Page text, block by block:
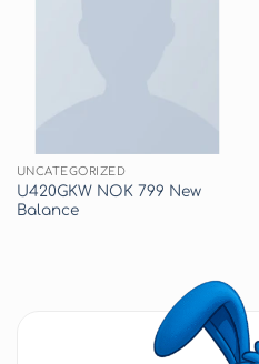
UNCATEGORIZED
U420GKW NOK 799 New
Balance